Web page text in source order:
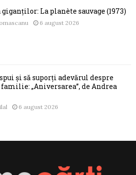
La planète sauvage (1973)
6 august 2026
și să suporți adevărul despre
„Aniversarea”, de Andrea
6 august 2026